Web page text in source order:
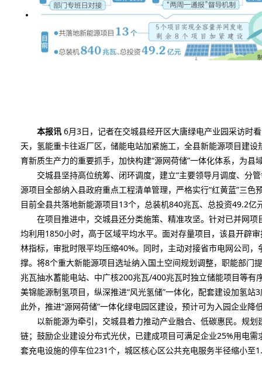
本报讯 6月3日，记者在交城县经开区大唐绿电产业园采访时
天，氢能重卡往返厂区，储能电站加紧施工，全县新能源项目建
育新质生产力的重要抓手，加快构建“源网荷储”一体化体系，为县
交城县坚持高位统筹、闭环调度，建立“主要领导月调度、分
源项目全部纳入县政府重点工程清单管理，严格实行“红黄蓝”三
目前全县共落地新能源项目13个，总装机840兆瓦、总投资49.2
在项目推进中，交城县还分类施策、精准攻坚。针对已并网项
均利用1850小时，高于区域平均水平。面对存量项目，该县开辟
林指标，审批时限平均压缩40%。同时，主动对接省市电网公司
撑。将8个重大新能源项目选址纳入国土空间规划调整，职能部门
兆瓦抽水蓄能电站、中广核200兆瓦/400兆瓦时独立储能项目等
美锦能源制氢项目，纵深推进“风光氢储”一体化，配套建设加氢
此外，推进“源网荷储”一体化绿电园区建设，预计可为入园企业
以新能源为牵引，交城县着力推动产业融合、低碳惠民。规划
链；鼓励企业建设分布式光伏，已建成项目可满足企业25%用电
套充电设施的停车位231个，城区核心区公共充电服务半径缩小